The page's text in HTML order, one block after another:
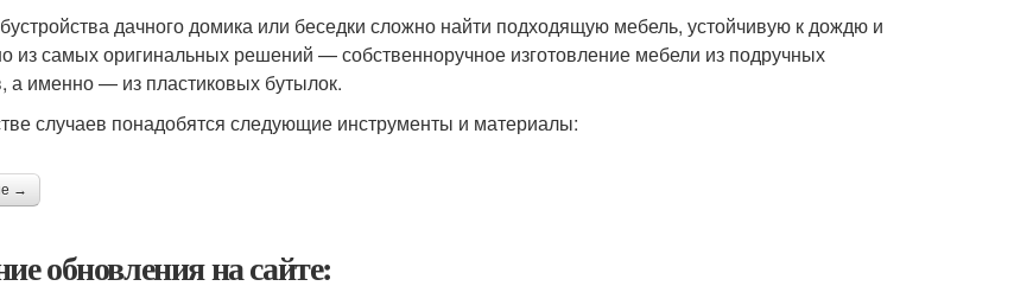
дачного домика или беседки сложно найти подходящую мебель, устойчивую к дождю и
из самых оригинальных решений — собственноручное изготовление мебели из подручных
а именно — из пластиковых бутылок.
случаев понадобятся следующие инструменты и материалы:
→
обновления на сайте: